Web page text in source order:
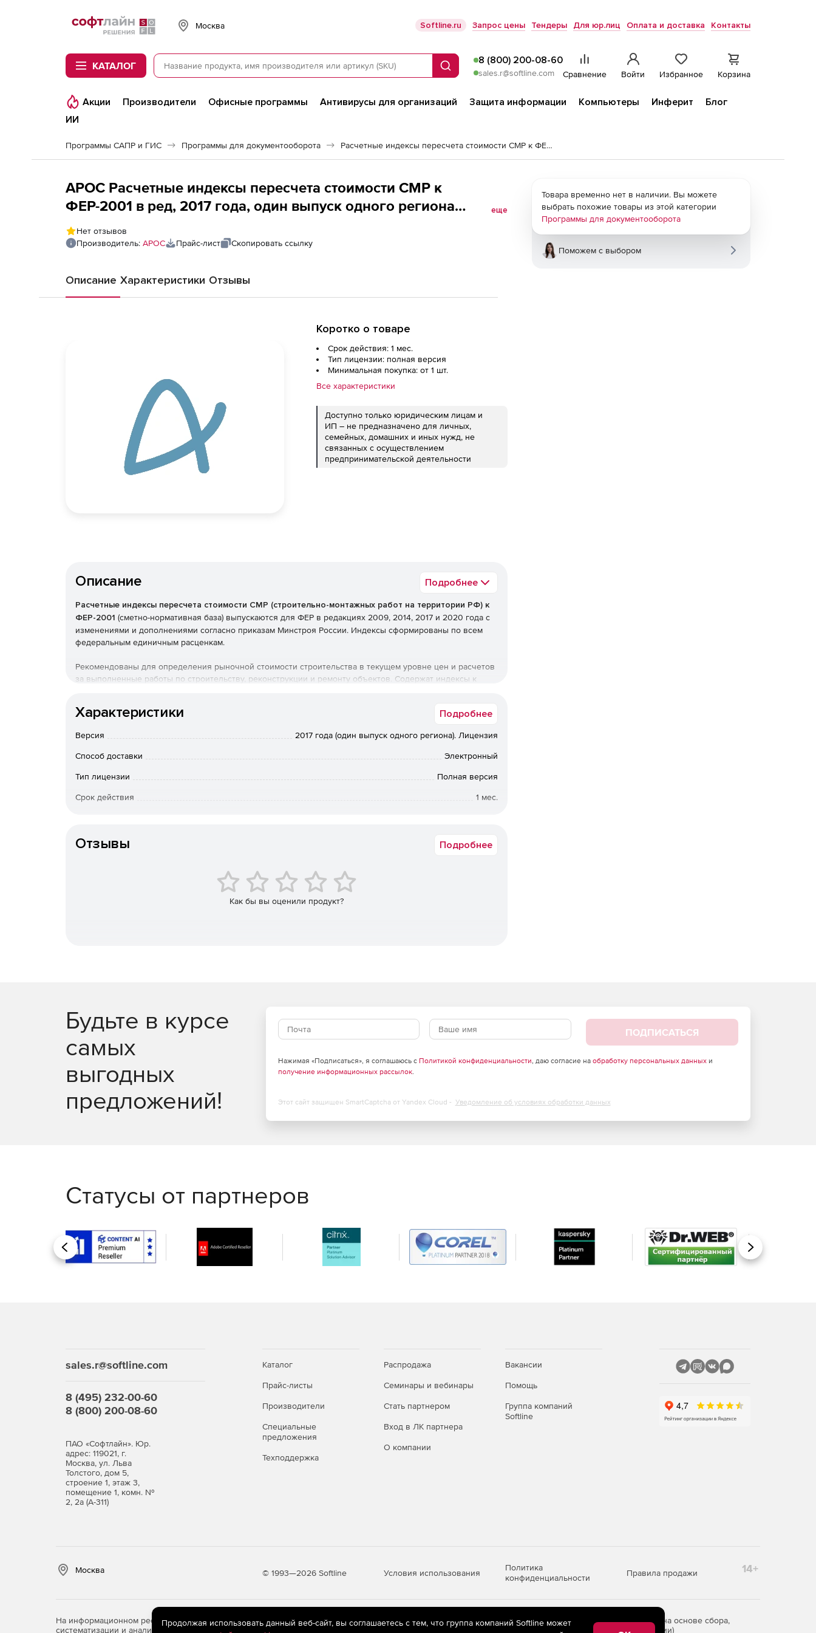
Softline
Москва Softline.ru Запрос цены Тендеры Для юр.лиц Оплата и доставка Контакты
КАТАЛОГ Поиск
8 (800) 200-08-60
sales.r@softline.com Сравнение Войти Избранное Корзина
Акции Производители Офисные программы Антивирусы для организаций Защита информации Компьютеры Инферит
Блог
ИИ
Программы САПР и ГИС Программы для документооборота Расчетные индексы пересчета стоимости СМР к ФЕР-2001
АРОС Расчетные индексы пересчета стоимости СМР к
ФЕР-2001 в ред, 2017 года, один выпуск одного региона
(лицензия), Оренбургская область за 1 месяц 2-е и
последующие рабочие места
еще
Нет отзывов
Производитель: АРОС Прайс-лист Скопировать ссылку
Описание Характеристики Отзывы
Коротко о товаре
Срок действия: 1 мес.
Тип лицензии: полная версия
Минимальная покупка: от 1 шт.
Все характеристики
Доступно только юридическим лицам и
ИП – не предназначено для личных,
семейных, домашних и иных нужд, не
связанных с осуществлением
предпринимательской деятельности
Описание Подробнее
Расчетные индексы пересчета стоимости СМР (строительно-монтажных работ на территории РФ) к
ФЕР-2001 (сметно-нормативная база) выпускаются для ФЕР в редакциях 2009, 2014, 2017 и 2020 года с
изменениями и дополнениями согласно приказам Минстроя России. Индексы сформированы по всем
федеральным единичным расценкам.
Рекомендованы для определения рыночной стоимости строительства в текущем уровне цен и расчетов
за выполненные работы по строительству, реконструкции и ремонту объектов. Содержат индексы к
Могут использоваться при составлении сметной документации и осуществлении взаиморасчетов по
Характеристики Подробнее
Версия 2017 года (один выпуск одного региона). Лицензия
Способ доставки Электронный
Тип лицензии Полная версия
Срок действия 1 мес.
Отзывы Подробнее
Как бы вы оценили продукт?
Товара временно нет в наличии. Вы можете
выбрать похожие товары из этой категории
Программы для документооборота
Поможем с выбором
Будьте в курсе
самых
выгодных
предложений!
ПОДПИСАТЬСЯ
Нажимая «Подписаться», я соглашаюсь с Политикой конфиденциальности, даю согласие на обработку персональных данныхи
получение информационных рассылок.
Этот сайт защищен SmartCaptcha от Yandex Cloud - Уведомление об условиях обработки данных
Статусы от партнеров
Назад Вперед
sales.r@softline.com
8 (495) 232-00-60
8 (800) 200-08-60
ПАО «Софтлайн». Юр.
адрес: 119021, г.
Москва, ул. Льва
Толстого, дом 5,
строение 1, этаж 3,
помещение 1, комн. №
2, 2а (А-311)
Каталог
Прайс-листы
Производители
Специальные
предложения
Техподдержка
Распродажа
Семинары и вебинары
Стать партнером
Вход в ЛК партнера
О компании
Вакансии
Помощь
Группа компаний
Softline
Москва © 1993—2026 Softline Условия использования
Политика
конфиденциальности
Правила продажи 14+
На информационном ресурсе store.softline.ru применяютсярекомендательные технологии(информационные технологии предоставления информации на основе сбора,
систематизации и анализа сведений, относящихся к предпочтениям пользователей сети «Интернет», находящихся на территории Российской Федерации)
Продолжая использовать данный веб-сайт, вы соглашаетесь с тем, что группа компаний Softline может